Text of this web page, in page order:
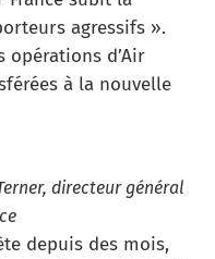
agressifs ».
opérations d’Air
à la nouvelle
directeur général
depuis des mois,